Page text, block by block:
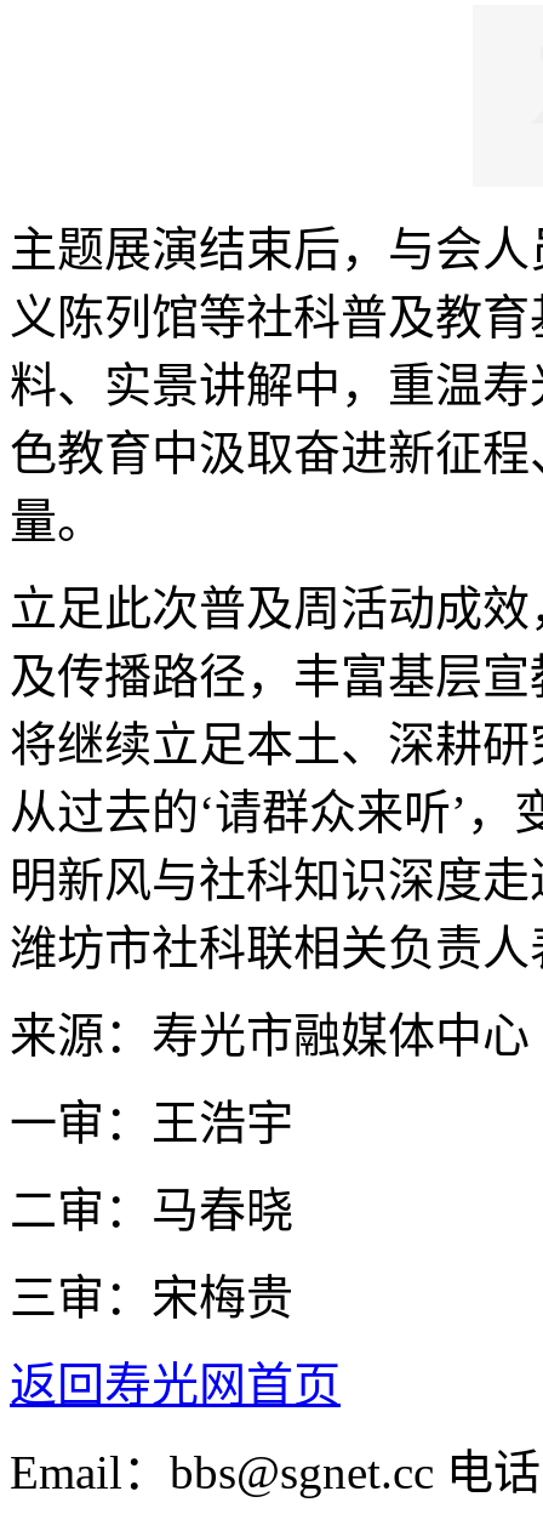
主题展演结束后，与会
义陈列馆等社科普及教
料、实景讲解中，重温
色教育中汲取奋进新征
量。
立足此次普及周活动成
及传播路径，丰富基层
将继续立足本土、深耕
从过去的‘请群众来听’，
明新风与社科知识深度
潍坊市社科联相关负责人
来源：寿光市融媒体中心
一审：王浩宇
二审：马春晓
三审：宋梅贵
返回寿光网首页
Email：bbs@sgnet.cc 电